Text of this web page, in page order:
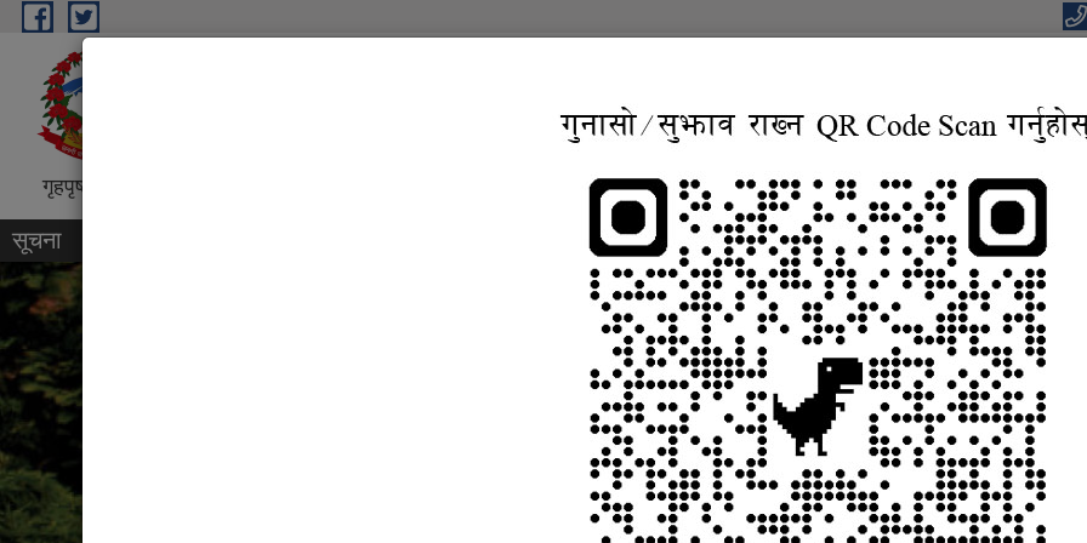
Skip to main content
“शिक्षा, स्वास्थ्य, पर्यटन तथा व्यापारिक पुर्वाधार, बहुसाँस्कृतिक, आवासिय समृद्ध शहर”
गृहपृष्ठ सूचना तथा जानकारी निर्णयहरु कानुन विद्युतिय सुशासन सेवा
सूचना